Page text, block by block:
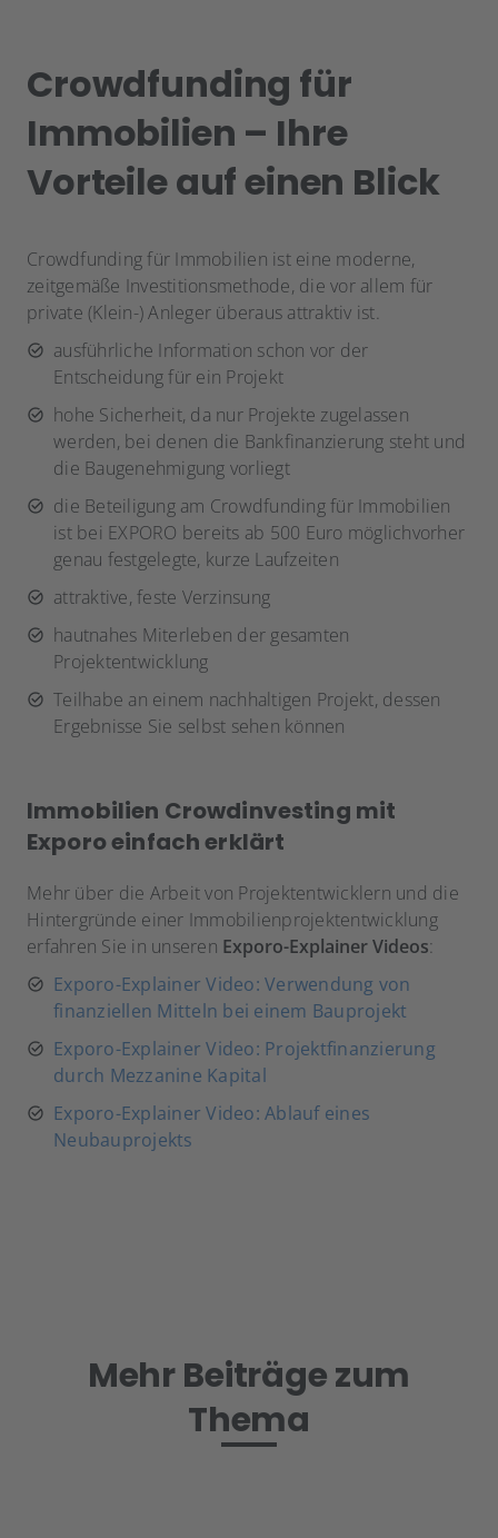
Crowdfunding für
Immobilien – Ihre
Vorteile auf einen Blick
Crowdfunding für Immobilien ist eine moderne,
zeitgemäße Investitionsmethode, die vor allem für
private (Klein-) Anleger überaus attraktiv ist.
ausführliche Information schon vor der
Entscheidung für ein Projekt
hohe Sicherheit, da nur Projekte zugelassen
werden, bei denen die Bankfinanzierung steht und
die Baugenehmigung vorliegt
die Beteiligung am Crowdfunding für Immobilien
ist bei EXPORO bereits ab 500 Euro möglichvorher
genau festgelegte, kurze Laufzeiten
attraktive, feste Verzinsung
hautnahes Miterleben der gesamten
Projektentwicklung
Teilhabe an einem nachhaltigen Projekt, dessen
Ergebnisse Sie selbst sehen können
Immobilien Crowdinvesting mit
Exporo einfach erklärt
Mehr über die Arbeit von Projektentwicklern und die
Hintergründe einer Immobilienprojektentwicklung
erfahren Sie in unseren Exporo-Explainer Videos:
Exporo-Explainer Video: Verwendung von
finanziellen Mitteln bei einem Bauprojekt
Exporo-Explainer Video: Projektfinanzierung
durch Mezzanine Kapital
Exporo-Explainer Video: Ablauf eines
Neubauprojekts
Mehr Beiträge zum
Thema